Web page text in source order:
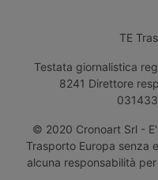
TE
Testata giornalistica
8241 Direttore
© 2020 Cronoart Srl -
Trasporto Europa senza
alcuna responsabilità